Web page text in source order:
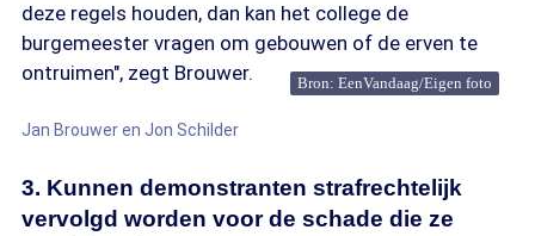
deze regels houden, dan kan het college de
burgemeester vragen om gebouwen of de erven te
ontruimen", zegt Brouwer.
Bron: EenVandaag/Eigen foto
Jan Brouwer en Jon Schilder
3. Kunnen demonstranten strafrechtelijk
vervolgd worden voor de schade die ze